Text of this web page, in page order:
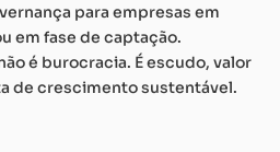
para empresas em
em fase de captação.
é burocracia. É escudo, valor
de crescimento sustentável.